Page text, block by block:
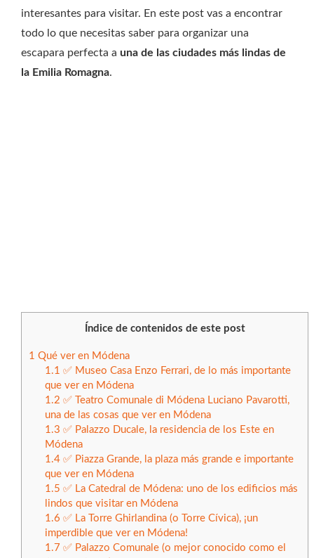
interesantes para visitar. En este post vas a encontrar
todo lo que necesitas saber para organizar una
escapara perfecta a una de las ciudades más lindas de
la Emilia Romagna.
Índice de contenidos de este post
1 Qué ver en Módena
1.1 ✅ Museo Casa Enzo Ferrari, de lo más importante
que ver en Módena
1.2 ✅ Teatro Comunale di Módena Luciano Pavarotti,
una de las cosas que ver en Módena
1.3 ✅ Palazzo Ducale, la residencia de los Este en
Módena
1.4✅ Piazza Grande, la plaza más grande e importante
que ver en Módena
1.5 ✅ La Catedral de Módena: uno de los edificios más
lindos que visitar en Módena
1.6 ✅ La Torre Ghirlandina (o Torre Cívica), ¡un
imperdible que ver en Módena!
1.7 ✅ Palazzo Comunale (o mejor conocido como el